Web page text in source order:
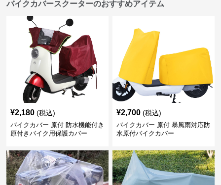
バイクカバースクーターのおすすめアイテム
¥2,180 (税込)
バイクカバー 原付 防水機能付き
原付きバイク用保護カバー
¥2,700 (税込)
バイクカバー 原付 暴風雨対応防
水原付バイクカバー